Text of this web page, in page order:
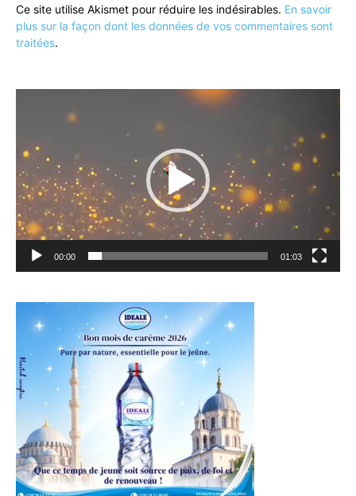
Ce site utilise Akismet pour réduire les indésirables. En savoir
plus sur la façon dont les données de vos commentaires sont
traitées.
00:00 01:03